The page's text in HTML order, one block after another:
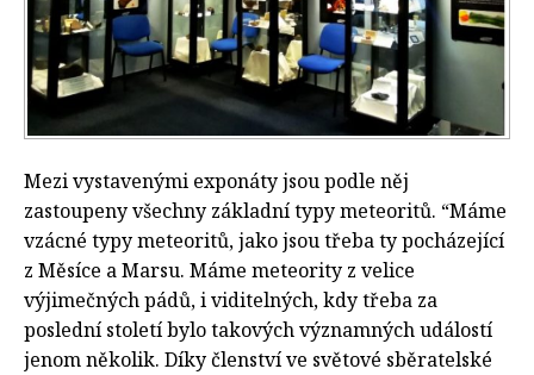
Mezi vystavenými exponáty jsou podle něj
zastoupeny všechny základní typy meteoritů. “Máme
vzácné typy meteoritů, jako jsou třeba ty pocházející
z Měsíce a Marsu. Máme meteority z velice
výjimečných pádů, i viditelných, kdy třeba za
poslední století bylo takových významných událostí
jenom několik. Díky členství ve světové sběratelské